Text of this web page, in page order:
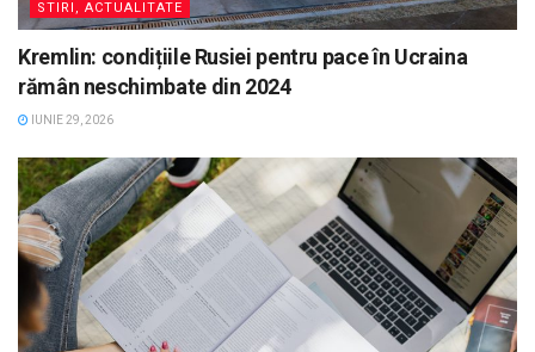
STIRI, ACTUALITATE
Kremlin: condițiile Rusiei pentru pace în Ucraina
rămân neschimbate din 2024
IUNIE 29, 2026